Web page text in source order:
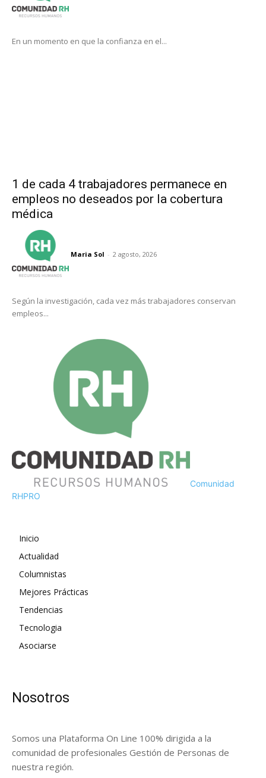
En un momento en que la confianza en el...
1 de cada 4 trabajadores permanece en
empleos no deseados por la cobertura
médica
Maria Sol - 2 agosto, 2026
Según la investigación, cada vez más trabajadores conservan
empleos...
Comunidad
RHPRO
Inicio
Actualidad
Columnistas
Mejores Prácticas
Tendencias
Tecnologia
Asociarse
Nosotros
Somos una Plataforma On Line 100% dirigida a la
comunidad de profesionales Gestión de Personas de
nuestra región.